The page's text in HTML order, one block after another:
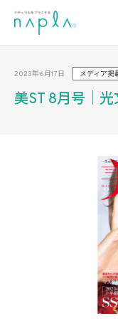
content
2023年6月17日 メディア掲
美ST 8月号｜